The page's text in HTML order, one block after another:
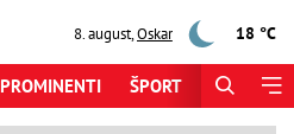
8. august,Oskar 18 °C
PROMINENTI ŠPORT